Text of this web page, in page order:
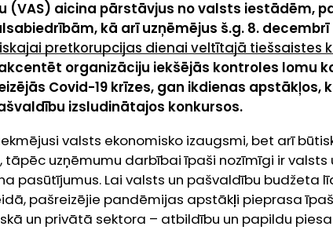
(VAS) aicina pārstāvjus no valsts iestādēm,
kā arī uzņēmējus š.g. 8. decembrī
pretkorupcijas dienai veltītajā tiešsaistes
organizāciju iekšējās kontroles lomu
Covid-19 krīzes, gan ikdienas apstākļos,
izsludinātajos konkursos.
valsts ekonomisko izaugsmi, bet arī
tāpēc uzņēmumu darbībai īpaši nozīmīgi ir valsts
pasūtījumus. Lai valsts un pašvaldību budžeta
pašreizējie pandēmijas apstākļi pieprasa
un privātā sektora – atbildību un papildu